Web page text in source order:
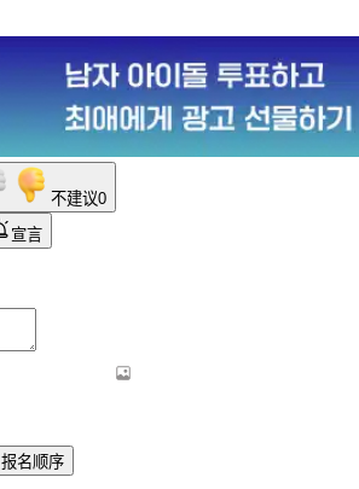
不建议0
宣言
报名顺序